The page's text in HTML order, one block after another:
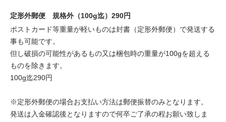
定形外郵便 規格外（100g迄）290円
ポストカード等重量が軽いものは封書（定形外郵便）で発送する
事も可能です。
但し破損の可能性があるもの又は梱包時の重量が100gを超える
ものを除きます。
100g迄290円
※定形外郵便の場合お支払い方法は郵便振替のみとなります。
発送は入金確認後となりますので何卒ご了承の程お願い致しま